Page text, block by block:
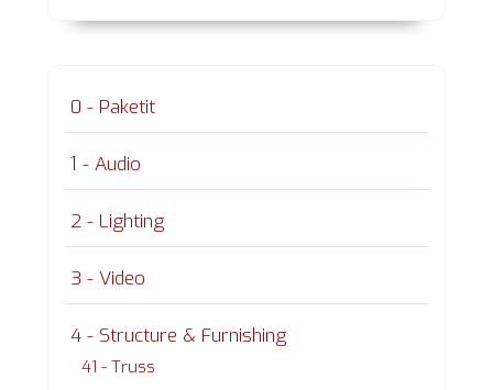
0 - Paketit
1 - Audio
2 - Lighting
3 - Video
4 - Structure & Furnishing
41 - Truss